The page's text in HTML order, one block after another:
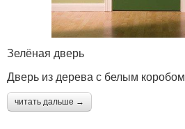
Зелёная дверь
Дверь из дерева с белым коробом
читать дальше →